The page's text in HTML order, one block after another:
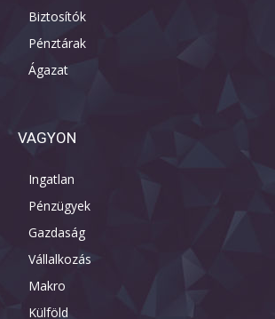
Biztosítók
Pénztárak
Ágazat
VAGYON
Ingatlan
Pénzügyek
Gazdaság
Vállalkozás
Makro
Külföld